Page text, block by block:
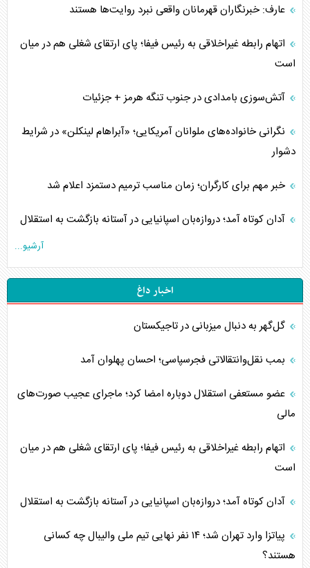
عارف: خبرنگاران قهرمانان واقعی نبرد روایت‌ها هستند
اتهام رابطه غیراخلاقی به رئیس فیفا؛ پای ارتقای شغلی هم در میان
است
آتش‌سوزی بامدادی در جنوب تنگه هرمز + جزئیات
نگرانی خانواده‌های ملوانان آمریکایی؛ «آبراهام لینکلن» در شرایط
دشوار
خبر مهم برای کارگران؛ زمان مناسب ترمیم دستمزد اعلام شد
آدان کوتاه آمد؛ دروازه‌بان اسپانیایی در آستانه بازگشت به استقلال
آرشیو...
اخبار داغ
گل‌گهر به دنبال میزبانی در تاجیکستان
بمب نقل‌وانتقالاتی فجرسپاسی؛ احسان پهلوان آمد
عضو مستعفی استقلال دوباره امضا کرد؛ ماجرای عجیب صورت‌های
مالی
اتهام رابطه غیراخلاقی به رئیس فیفا؛ پای ارتقای شغلی هم در میان
است
آدان کوتاه آمد؛ دروازه‌بان اسپانیایی در آستانه بازگشت به استقلال
پیاتزا وارد تهران شد؛ ۱۴ نفر نهایی تیم ملی والیبال چه کسانی
هستند؟